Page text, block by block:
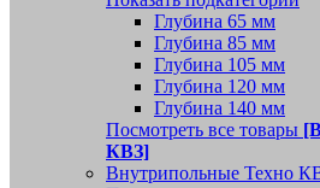
Глубина 65 мм
Глубина 85 мм
Глубина 105 мм
Глубина 120 мм
Глубина 140 мм
Посмотреть все товары
КВЗ]
Внутрипольные Техно